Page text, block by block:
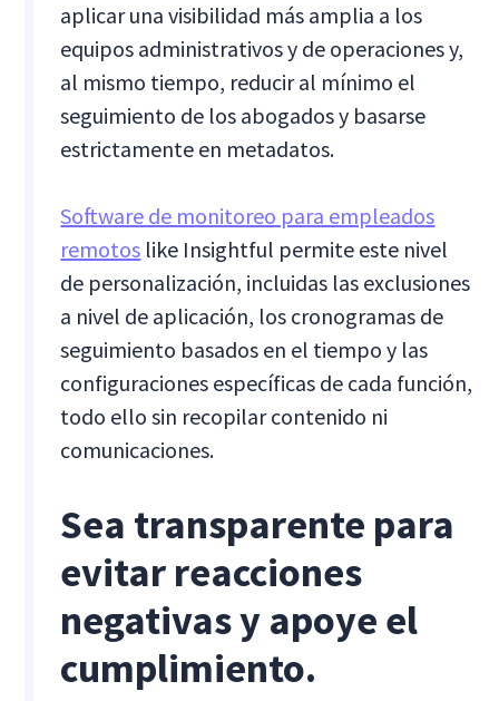
aplicar una visibilidad más amplia a los
equipos administrativos y de operaciones y,
al mismo tiempo, reducir al mínimo el
seguimiento de los abogados y basarse
estrictamente en metadatos.
Software de monitoreo para empleados
remotos like Insightful permite este nivel
de personalización, incluidas las exclusiones
a nivel de aplicación, los cronogramas de
seguimiento basados en el tiempo y las
configuraciones específicas de cada función,
todo ello sin recopilar contenido ni
comunicaciones.
Sea transparente para
evitar reacciones
negativas y apoye el
cumplimiento.